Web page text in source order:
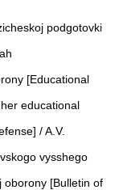
podgotovki
[Educational
educational
/ A.V.
vysshego
oborony [Bulletin of